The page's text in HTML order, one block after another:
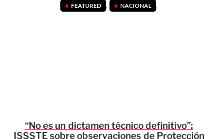
FEATURED , NACIONAL ,
“No es un dictamen técnico definitivo”:
ISSSTE sobre observaciones de Protección